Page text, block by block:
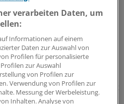
Schlegel: „Krankheit
im Inneren der
als
stärken. Richtig so, sagt
Thomas Schlegel im
verarbeiten Daten, um
Informationen auf einem
Daten zur Auswahl von
Profilen für personalisierte
zur Auswahl
von Profilen zur
Verwendung von Profilen zur
Messung der Werbeleistung.
Inhalten. Analyse von